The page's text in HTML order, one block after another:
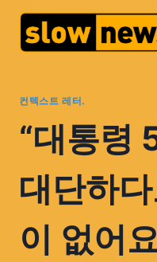
컨텍스트 레터.
“대통령
대단하
이 없어